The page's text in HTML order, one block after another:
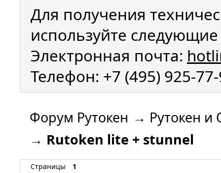
Для получения
используйте
Электронная почта:
Телефон: +7 (495) 925-
Форум Рутокен → Рутокен и
→ Rutoken lite + stunnel
Страницы 1